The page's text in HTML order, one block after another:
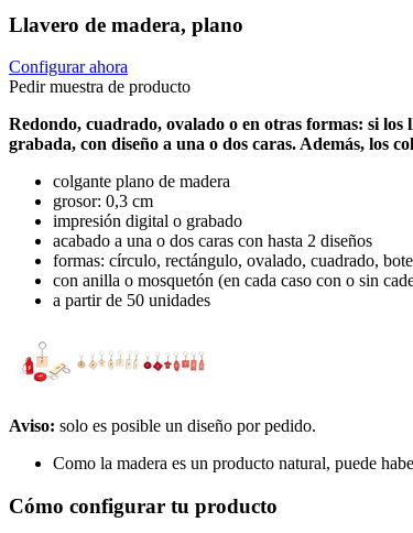
Llavero de madera, plano
Configurar ahora
Pedir muestra de producto
Redondo, cuadrado, ovalado o en otras formas: si
grabada, con diseño a una o dos caras. Además, los
colgante plano de madera
grosor: 0,3 cm
impresión digital o grabado
acabado a una o dos caras con hasta 2 diseños
formas: círculo, rectángulo, ovalado, cuadrado,
con anilla o mosquetón (en cada caso con o sin
a partir de 50 unidades
Aviso: solo es posible un diseño por pedido.
Como la madera es un producto natural, puede
Cómo configurar tu producto